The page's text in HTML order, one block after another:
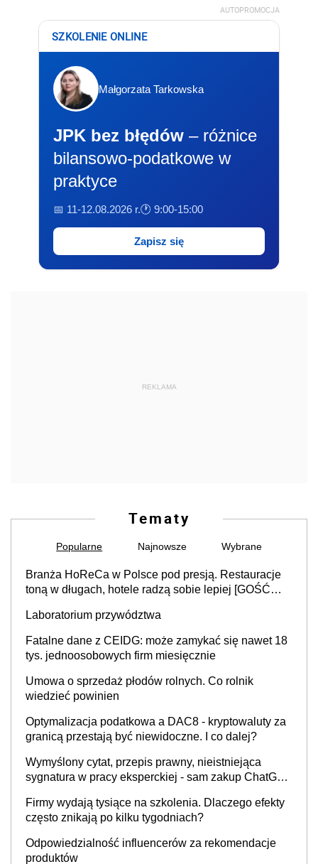
AUTOPROMOCJA
SZKOLENIE ONLINE
Małgorzata Tarkowska
JPK bez błędów – różnice
bilansowo-podatkowe w
praktyce
📅 11-12.08.2026 r.🕐 9:00-15:00
Zapisz się
REKLAMA
Tematy
Popularne Najnowsze Wybrane
Branża HoReCa w Polsce pod presją. Restauracje
toną w długach, hotele radzą sobie lepiej [GOŚĆ
Laboratorium przywództwa
Fatalne dane z CEIDG: może zamykać się nawet 18
tys. jednoosobowych firm miesięcznie
Umowa o sprzedaż płodów rolnych. Co rolnik
wiedzieć powinien
Optymalizacja podatkowa a DAC8 - kryptowaluty za
granicą przestają być niewidoczne. I co dalej?
Wymyślony cytat, przepis prawny, nieistniejąca
sygnatura w pracy eksperckiej - sam zakup ChatGPT
Firmy wydają tysiące na szkolenia. Dlaczego efekty
często znikają po kilku tygodniach?
Odpowiedzialność influencerów za rekomendacje
produktów